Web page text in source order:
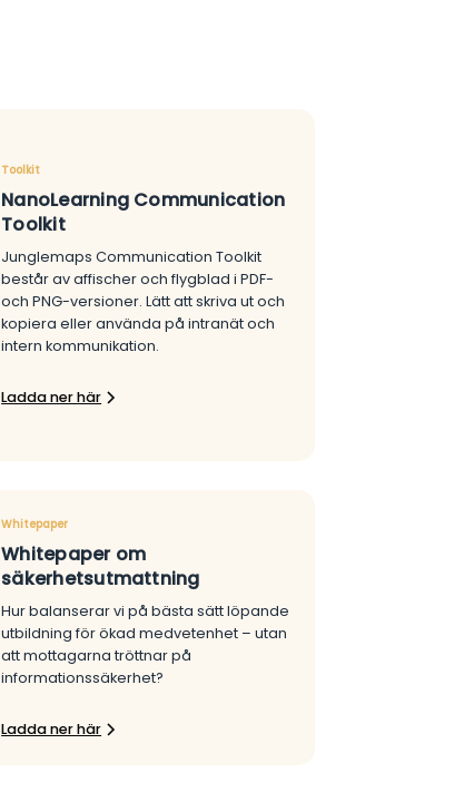
Toolkit
NanoLearning Communication
Toolkit
Junglemaps Communication Toolkit
består av affischer och flygblad i PDF-
och PNG-versioner. Lätt att skriva ut och
kopiera eller använda på intranät och
intern kommunikation.
Ladda ner här
Whitepaper
Whitepaper om
säkerhetsutmattning
Hur balanserar vi på bästa sätt löpande
utbildning för ökad medvetenhet – utan
att mottagarna tröttnar på
informationssäkerhet?
Ladda ner här